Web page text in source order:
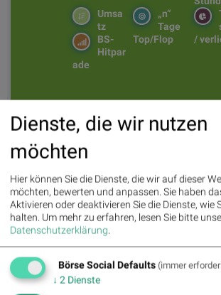
/
„n“
Tage
Top/Flop
Umsa
tz
BS-
Hitpar
ade
Bildnachweis
2. voestalpine : 1.13%
3. RBI : 1.04%
5. SBO : 0.94%
Dienste, die wir nutzen
möchten
Hier können Sie die Dienste, die wir auf dieser
möchten, bewerten und anpassen. Sie haben
Aktivieren oder deaktivieren Sie die Dienste, wie
halten. Um mehr zu erfahren, lesen Sie bitte
Datenschutzerklärung.
Börse Social Defaults (immer
↓ 2 Dienste